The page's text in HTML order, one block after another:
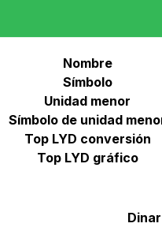
Nombre
Símbolo
Unidad menor
Símbolo de unidad
Top LYD conversión
Top LYD gráfico